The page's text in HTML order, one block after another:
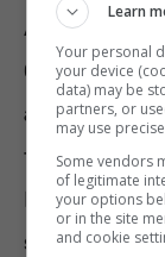
Al momento
Cammello,
arriva dalla
tutta la
Est. Si tratta
stretta, che
Learn
Your personal
your device
data) may be
partners, or
may use
Some vendors
of legitimate
your options
or in the site
and cookie